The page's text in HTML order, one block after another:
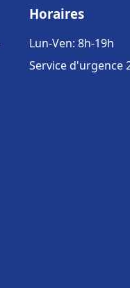
Horaires
Lun-Ven: 8h-19h
Service d'urgence